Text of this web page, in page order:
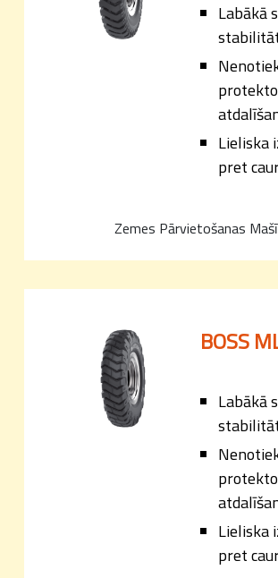
Labākā
Lieliska
pret
Zemes Pārvietošanas
BOSS
Labākā
Lieliska
pret